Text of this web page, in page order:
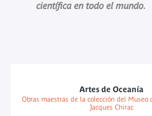
científica en todo el mundo.
Artes de Oceanía
Obras maestras de la colección del Museo
Jacques Chirac